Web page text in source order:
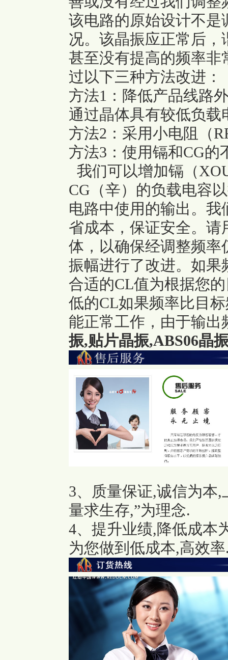
该电路的原始设计不
况。该晶振应正常后
甚至没有提高的频率
过以下三种方法改进：
方法1：降低产品线路
通过晶体具有较低负载
方法2：采用小电阻（
方法3：使用镉和CG的
我们可以增加镉（
CG（辛）的负载电容
电路中使用的输出。
省成本，保证安全。
体，以确保经调整频
振幅进行了改进。如
合适的CL值为根据您
低的CL如果频率比目
能正常工作，由于输出
振,贴片晶振,ABS06晶
3、质量保证,诚信为本
量求生存,”为理念.
4、提升业绩,降低成本
为您做到低成本,高效